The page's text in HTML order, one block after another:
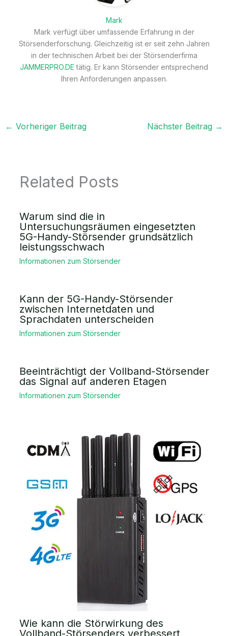
Mark
Mark verfügt über umfassende Erfahrung in der
Störsenderforschung. Gleichzeitig ist er seit zehn Jahren
in der technischen Arbeit bei der Störsenderfirma
JAMMERPRO.DE tätig. Er kann Störsender entsprechend
Ihren Anforderungen anpassen.
← Vorheriger Beitrag Nächster Beitrag →
Related Posts
Warum sind die in
Untersuchungsräumen eingesetzten
5G-Handy-Störsender grundsätzlich
leistungsschwach
Informationen zum Störsender
Kann der 5G-Handy-Störsender
zwischen Internetdaten und
Sprachdaten unterscheiden
Informationen zum Störsender
Beeinträchtigt der Vollband-Störsender
das Signal auf anderen Etagen
Informationen zum Störsender
Wie kann die Störwirkung des